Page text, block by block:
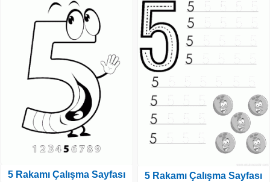
5 Rakamı Çalışma Sayfası 5 Rakamı Çalışma Sayfası